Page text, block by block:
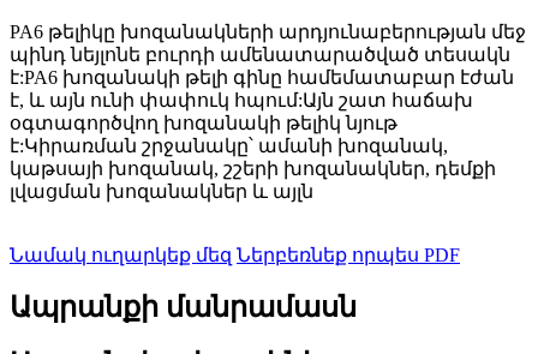
PA6 թելիկը խոզանակների արդյունաբերության մեջ
պինդ նեյլոնե բուրդի ամենատարածված տեսակն
է:PA6 խոզանակի թելի գինը համեմատաբար էժան
է, և այն ունի փափուկ հպում:Այն շատ հաճախ
օգտագործվող խոզանակի թելիկ նյութ
է:Կիրառման շրջանակը՝ ամանի խոզանակ,
կաթսայի խոզանակ, շշերի խոզանակներ, դեմքի
լվացման խոզանակներ և այլն
Նամակ ուղարկեք մեզ Ներբեռնեք որպես PDF
Ապրանքի մանրամասն